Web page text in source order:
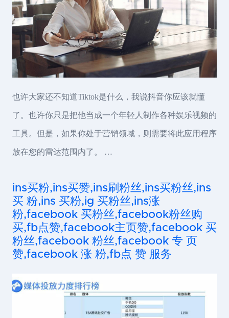
也许大家还不知道Tiktok是什么，我说抖音你应该就懂
了。也许你只是把他当成一个年轻人制作各种娱乐视频的
工具。但是，如果你处于营销领域，则需要将此应用程序
放在您的雷达范围内了。 …
ins买粉,ins买赞,ins刷粉丝,ins买粉丝,ins
买 粉,ins 买粉,ig 买粉丝,ins涨
粉,facebook 买粉丝,facebook粉丝购
买,fb点赞,facebook主页赞,facebook 买
粉丝,facebook 粉丝,facebook 专 页
赞,facebook 涨 粉,fb点 赞 服务